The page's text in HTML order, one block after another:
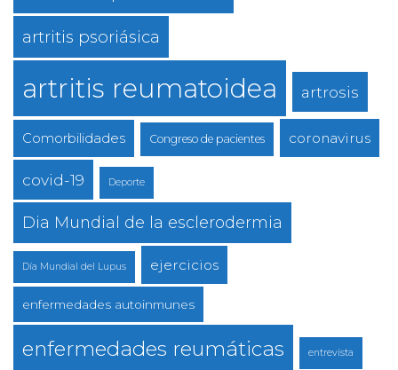
artritis psoriásica
artritis reumatoidea artrosis
Comorbilidades Congreso de pacientes coronavirus
covid-19 Deporte
Dia Mundial de la esclerodermia
Día Mundial del Lupus ejercicios
enfermedades autoinmunes
enfermedades reumáticas entrevista